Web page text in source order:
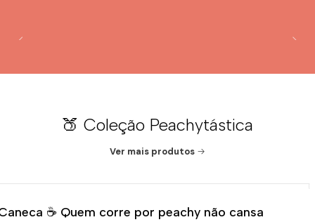
🍑 Coleção Peachytástica
Ver mais produtos
DESCONTO
☕ Quem corre por peachy não cansa